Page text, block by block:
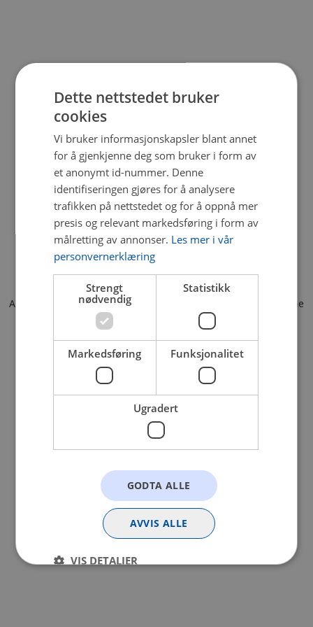
Application error: a client-side exception has occurred (see the
browser console for more information).
Dette nettstedet bruker
cookies
Vi bruker informasjonskapsler blant annet
for å gjenkjenne deg som bruker i form av
et anonymt id-nummer. Denne
identifiseringen gjøres for å analysere
trafikken på nettstedet og for å oppnå mer
presis og relevant markedsføring i form av
målretting av annonser. Les mer i vår
personvernerklæring
Strengt
nødvendig
Statistikk
Markedsføring Funksjonalitet
Ugradert
GODTA ALLE
AVVIS ALLE
VIS DETALJER